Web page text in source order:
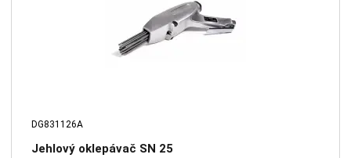
DG831126A
Jehlový oklepávač SN 25